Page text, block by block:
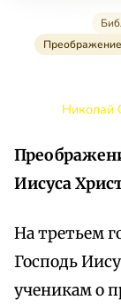
Преображение
Николай
Иисуса
На третьем
Господь
ученикам о